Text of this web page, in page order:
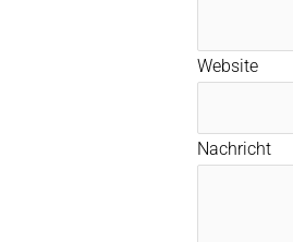
Website
Nachricht